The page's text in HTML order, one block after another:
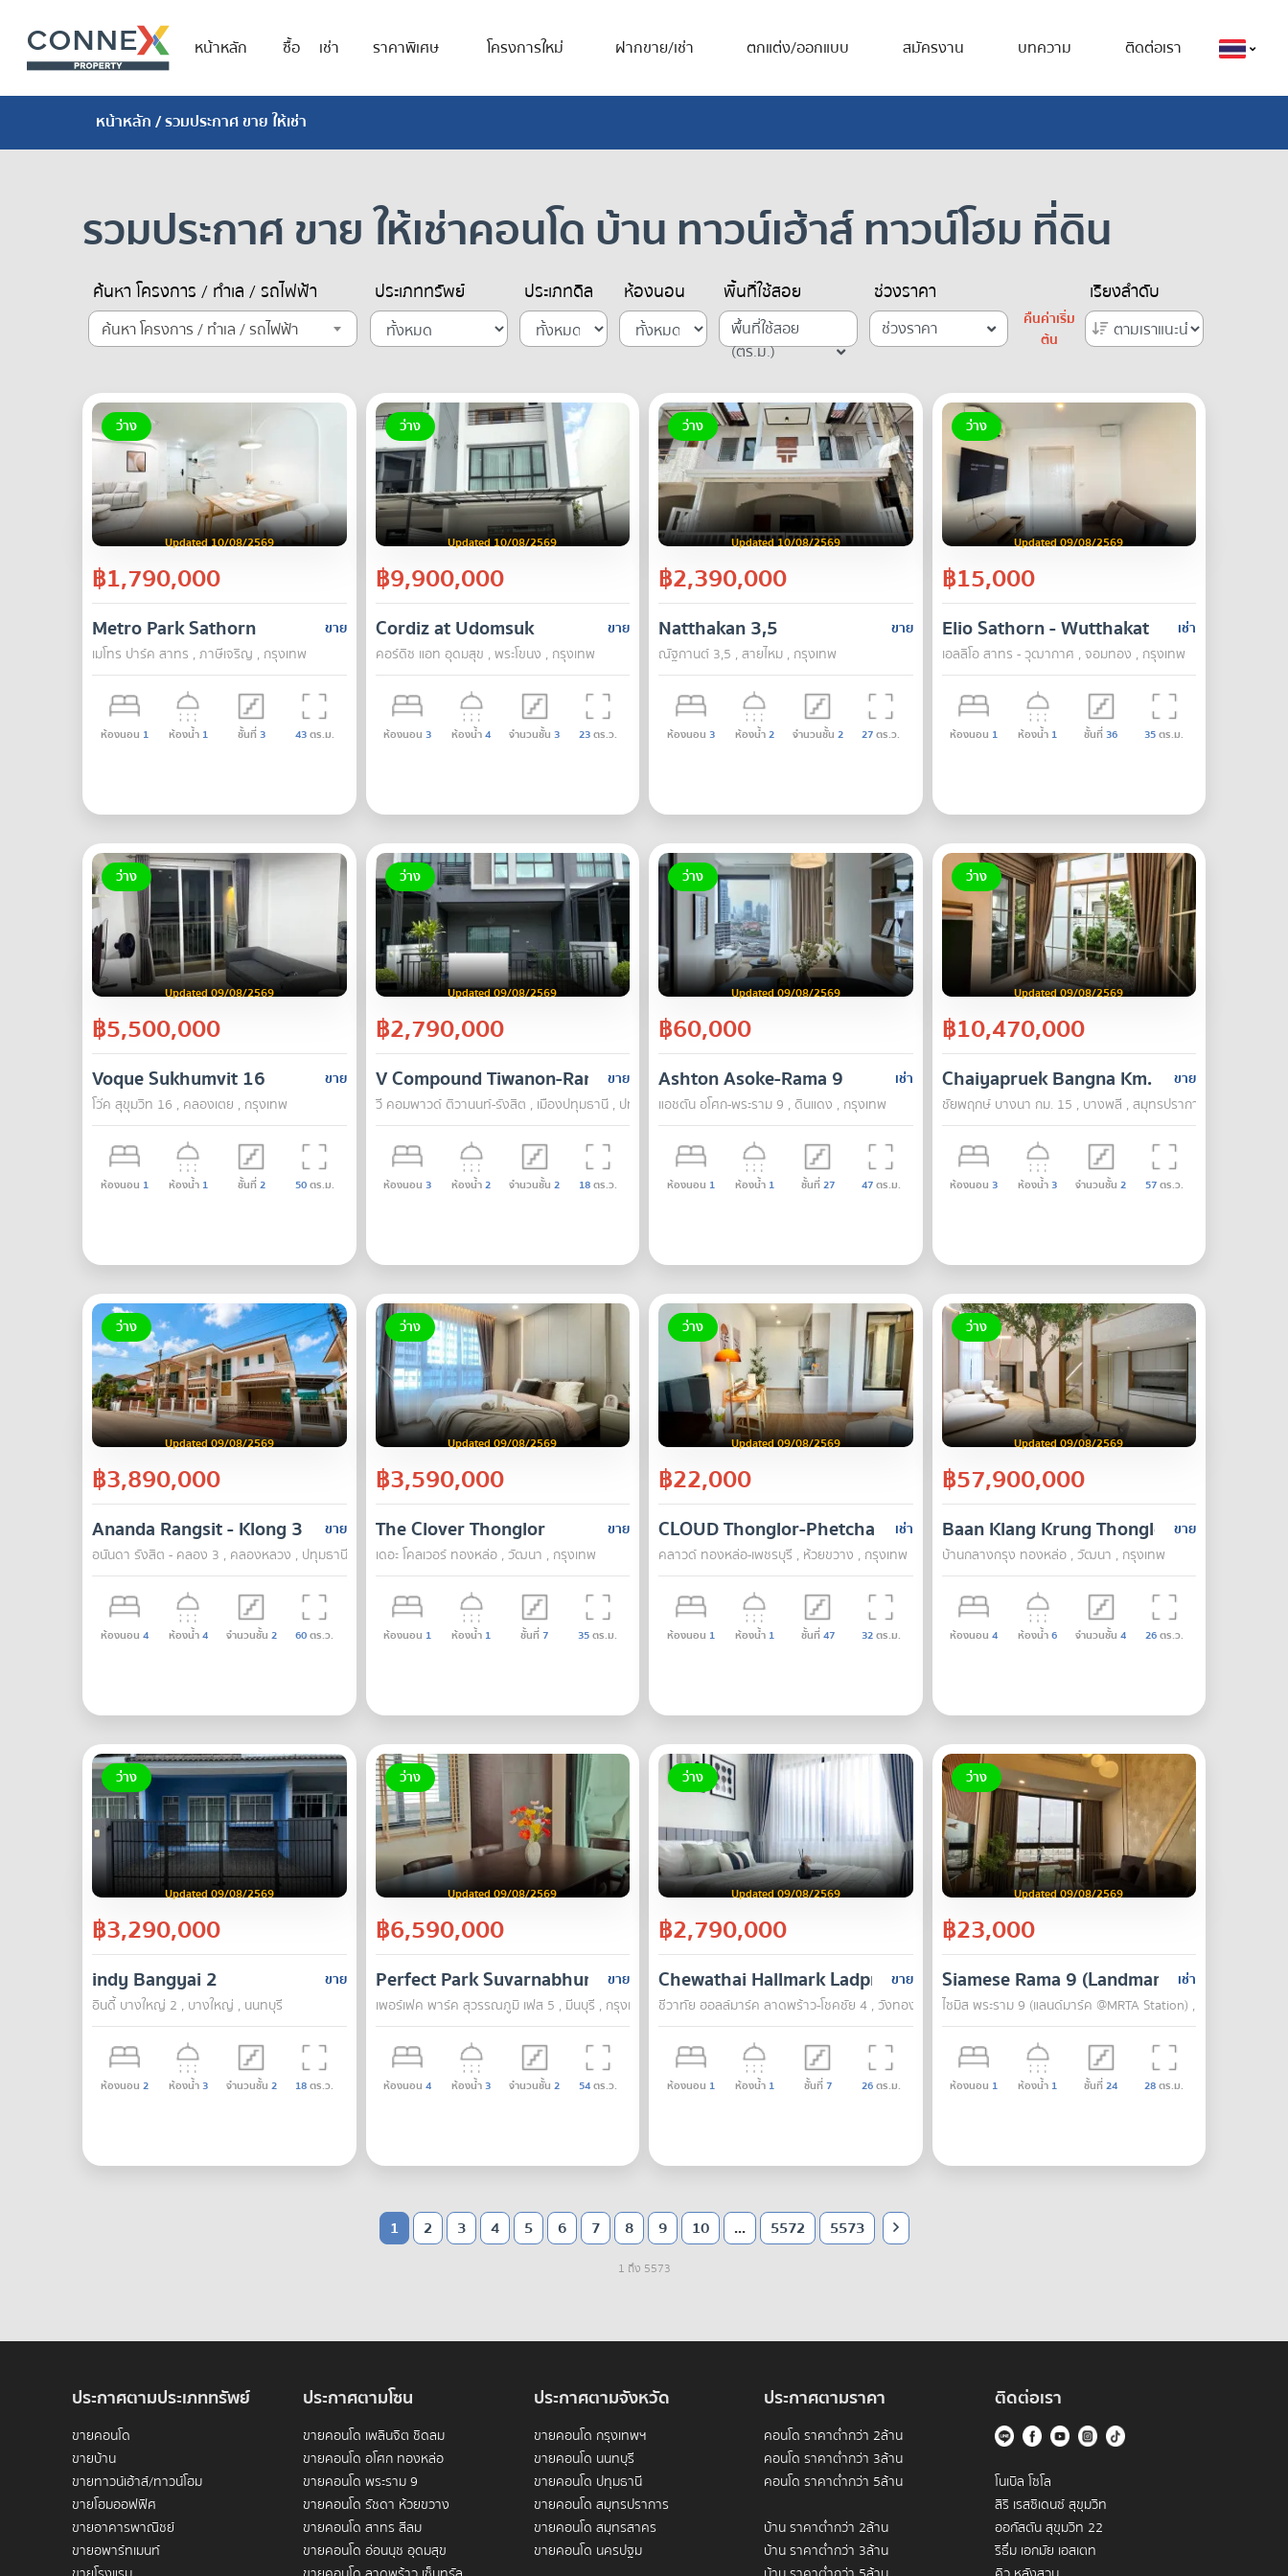
หน้าหลัก ซื้อ เช่า ราคาพิเศษ โครงการใหม่ ฝากขาย/เช่า ตกแต่ง/ออกแบบ สมัครงาน บทความ ติดต่อเรา
หน้าหลัก/ รวมประกาศ ขาย ให้เช่า
รวมประกาศ ขาย ให้เช่าคอนโด บ้าน ทาวน์เฮ้าส์ ทาวน์โฮม ที่ดิน
ค้นหา โครงการ / ทำเล / รถไฟฟ้า
ค้นหา โครงการ / ทำเล / รถไฟฟ้า
ประเภททรัพย์ ประเภทดีล ห้องนอน พื้นที่ใช้สอย
พื้นที่ใช้สอย
(ตร.ม.)
ช่วงราคา
ช่วงราคา
คืนค่าเริ่ม
ต้น
เรียงลำดับ
ว่าง
Updated 10/08/2569
฿1,790,000
ขาย
Metro Park Sathorn
เมโทร ปาร์ค สาทร , ภาษีเจริญ , กรุงเทพ
ห้องนอน 1 ห้องน้ำ 1 ชั้นที่3 43ตร.ม.
ว่าง
Updated 10/08/2569
฿9,900,000
ขาย
Cordiz at Udomsuk
คอร์ดิซ แอท อุดมสุข , พระโขนง , กรุงเทพ
ห้องนอน 3 ห้องน้ำ4 จำนวนชั้น 3 23ตร.ว.
ว่าง
Updated 10/08/2569
฿2,390,000
ขาย
Natthakan 3,5
ณัฐกานต์ 3,5 , สายไหม , กรุงเทพ
ห้องนอน 3 ห้องน้ำ2 จำนวนชั้น 2 27ตร.ว.
ว่าง
Updated 09/08/2569
฿15,000
เช่า
Elio Sathorn - Wutthakat
เอลลิโอ สาทร - วุฒากาศ , จอมทอง , กรุงเทพ
ห้องนอน 1 ห้องน้ำ 1 ชั้นที่36 35ตร.ม.
ว่าง
Updated 09/08/2569
฿5,500,000
ขาย
Voque Sukhumvit 16
โว๊ค สุขุมวิท 16 , คลองเตย , กรุงเทพ
ห้องนอน 1 ห้องน้ำ 1 ชั้นที่2 50ตร.ม.
ว่าง
Updated 09/08/2569
฿2,790,000
ขาย
V Compound Tiwanon-Rangsit
วี คอมพาวด์ ติวานนท์-รังสิต , เมืองปทุมธานี , ปทุมธานี
ห้องนอน 3 ห้องน้ำ2 จำนวนชั้น 2 18ตร.ว.
ว่าง
Updated 09/08/2569
฿60,000
เช่า
Ashton Asoke-Rama 9
แอชตัน อโศก-พระราม 9 , ดินแดง , กรุงเทพ
ห้องนอน 1 ห้องน้ำ 1 ชั้นที่27 47ตร.ม.
ว่าง
Updated 09/08/2569
฿10,470,000
ขาย
Chaiyapruek Bangna Km. 15
ชัยพฤกษ์ บางนา กม. 15 , บางพลี , สมุทรปราการ
ห้องนอน 3 ห้องน้ำ3 จำนวนชั้น 2 57ตร.ว.
ว่าง
Updated 09/08/2569
฿3,890,000
ขาย
Ananda Rangsit - Klong 3
อนันดา รังสิต - คลอง 3 , คลองหลวง , ปทุมธานี
ห้องนอน 4 ห้องน้ำ4 จำนวนชั้น 2 60ตร.ว.
ว่าง
Updated 09/08/2569
฿3,590,000
ขาย
The Clover Thonglor
เดอะ โคลเวอร์ ทองหล่อ , วัฒนา , กรุงเทพ
ห้องนอน 1 ห้องน้ำ 1 ชั้นที่7 35ตร.ม.
ว่าง
Updated 09/08/2569
฿22,000
เช่า
CLOUD Thonglor-Phetchaburi
คลาวด์ ทองหล่อ-เพชรบุรี , ห้วยขวาง , กรุงเทพ
ห้องนอน 1 ห้องน้ำ 1 ชั้นที่47 32ตร.ม.
ว่าง
Updated 09/08/2569
฿57,900,000
ขาย
Baan Klang Krung Thonglor
บ้านกลางกรุง ทองหล่อ , วัฒนา , กรุงเทพ
ห้องนอน 4 ห้องน้ำ6 จำนวนชั้น 4 26ตร.ว.
ว่าง
Updated 09/08/2569
฿3,290,000
ขาย
indy Bangyai 2
อินดี้ บางใหญ่ 2 , บางใหญ่ , นนทบุรี
ห้องนอน 2 ห้องน้ำ3 จำนวนชั้น 2 18ตร.ว.
ว่าง
Updated 09/08/2569
฿6,590,000
ขาย
Perfect Park Suvarnabhumi Phase 5
เพอร์เฟค พาร์ค สุวรรณภูมิ เฟส 5 , มีนบุรี , กรุงเทพ
ห้องนอน 4 ห้องน้ำ3 จำนวนชั้น 2 54ตร.ว.
ว่าง
Updated 09/08/2569
฿2,790,000
ขาย
Chewathai Hallmark Ladprao-Chokchai 4
ชีวาทัย ฮอลล์มาร์ค ลาดพร้าว-โชคชัย 4 , วังทองหลาง , กรุงเทพ
ห้องนอน 1 ห้องน้ำ 1 ชั้นที่7 26ตร.ม.
ว่าง
Updated 09/08/2569
฿23,000
เช่า
Siamese Rama 9 (Landmark @MRTA
ไซมิส พระราม 9 (แลนด์มาร์ค @MRTA Station) , บางกะปิ , กรุงเ
ห้องนอน 1 ห้องน้ำ 1 ชั้นที่24 28ตร.ม.
1 2 3 4 5 6 7 8 9 10 ... 5572 5573
1 ถึง 5573
ประกาศตามประเภททรัพย์
ขายคอนโด
ขายบ้าน
ขายทาวน์เฮ้าส์/ทาวน์โฮม
ขายโฮมออฟฟิศ
ขายอาคารพาณิชย์
ขายอพาร์ทเมนท์
ประกาศตามโซน
ขายคอนโด เพลินจิต ชิดลม
ขายคอนโด อโศก ทองหล่อ
ขายคอนโด พระราม 9
ขายคอนโด รัชดา ห้วยขวาง
ขายคอนโด สาทร สีลม
ขายคอนโด อ่อนนุช อุดมสุข
ประกาศตามจังหวัด
ขายคอนโด กรุงเทพฯ
ขายคอนโด นนทบุรี
ขายคอนโด ปทุมธานี
ขายคอนโด สมุทรปราการ
ขายคอนโด สมุทรสาคร
ขายคอนโด นครปฐม
ประกาศตามราคา
คอนโด ราคาต่ำกว่า 2ล้าน
คอนโด ราคาต่ำกว่า 3ล้าน
คอนโด ราคาต่ำกว่า 5ล้าน
บ้าน ราคาต่ำกว่า 2ล้าน
บ้าน ราคาต่ำกว่า 3ล้าน
ติดต่อเรา
โนเบิล โซโล
สิริ เรสซิเดนซ์ สุขุมวิท
ออกัสตัน สุขุมวิท 22
ริธึ่ม เอกมัย เอสเตท